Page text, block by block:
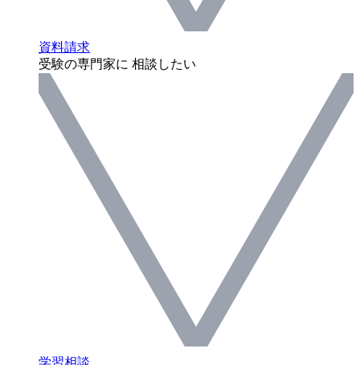
資料請求
受験の専門家に 相談したい
学習相談